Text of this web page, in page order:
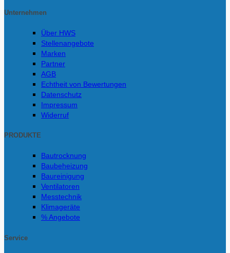
Unternehmen
Über HWS
Stellenangebote
Marken
Partner
AGB
Echtheit von Bewertungen
Datenschutz
Impressum
Widerruf
PRODUKTE
Bautrocknung
Baubeheizung
Baureinigung
Ventilatoren
Messtechnik
Klimageräte
% Angebote
Service